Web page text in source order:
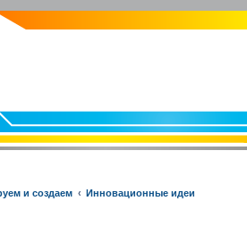
и создаем Инновационные идеи